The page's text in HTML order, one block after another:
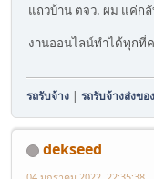
แถวบ้าน ตจว. ผม แค่กลั
งานออนไลน์ทำได้ทุกที่
รถรับจ้าง | รถรับจ้างส่งของ
dekseed